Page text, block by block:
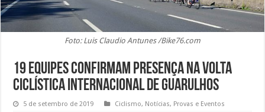
Foto: Luis Claudio Antunes /Bike76.com
19 equipes confirmam presença na Volta
Ciclística Internacional de Guarulhos
5 de setembro de 2019 Ciclismo, Notícias, Provas e Eventos